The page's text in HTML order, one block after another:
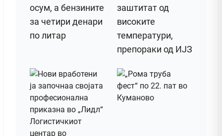
осум, а бензините
за четири денари
по литар
заштитат од
високите
температури,
препораки од ИЈЗ